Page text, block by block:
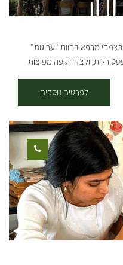
מרפא בחוות "ערוגות"
ולצד הקפה מפיצות
לפרטים נוספים